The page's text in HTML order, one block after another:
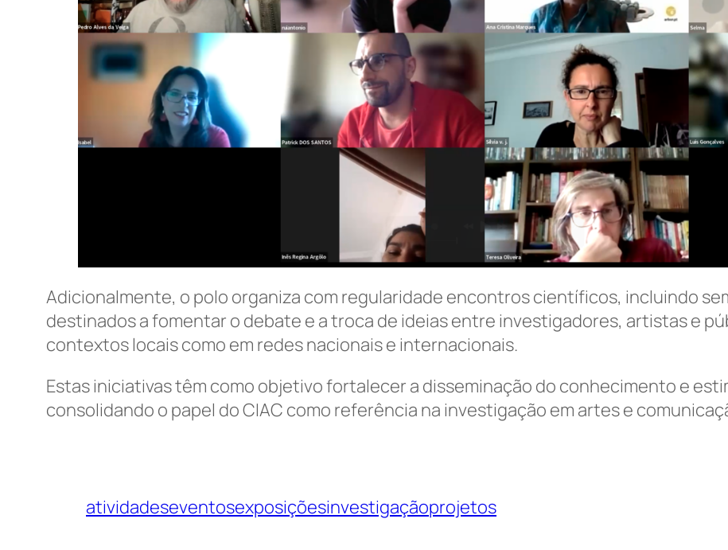
Adicionalmente, o polo organiza com regularidade encontros científicos, incluindo
destinados a fomentar o debate e a troca de ideias entre investigadores, artistas e
contextos locais como em redes nacionais e internacionais.
Estas iniciativas têm como objetivo fortalecer a disseminação do conhecimento e
consolidando o papel do CIAC como referência na investigação em artes e
atividadeseventosexposiçõesinvestigaçãoprojetos